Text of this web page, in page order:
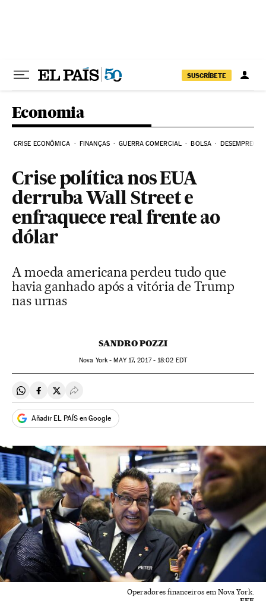
SUSCRÍBETE
Economia
CRISE ECONÔMICA FINANÇAS GUERRA COMERCIAL BOLSA DESEMPREGO
Crise política nos EUA
derruba Wall Street e
enfraquece real frente ao
dólar
A moeda americana perdeu tudo que
havia ganhado após a vitória de Trump
nas urnas
SANDRO POZZI
Nova York -MAY17, 2017 - 18:02 EDT
Compartir en Whatsapp
Compartir en Facebook
Compartir en Twitter
Desplegar Redes Sociales
Añadir EL PAÍS en Google
Operadores financeiros em Nova York.